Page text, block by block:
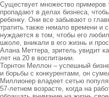
Существует множество примеров
пропадают в делах бизнеса,
ребенку. Они все забывают о
тратить также немало времени и
нуждается в том, чтобы его
школе, вникали в его жизнь и
Алана Меттера, зритель увидит
лет на 20 в воспитании.
Торнтон Меллон – успешный
и борьбы с конкурентами, он
Миллионер владеет сетью
57-летнем возрасте, когда на